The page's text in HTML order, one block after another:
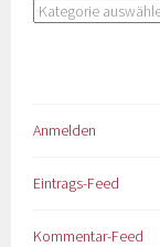
Anmelden
Eintrags-Feed
Kommentar-Feed